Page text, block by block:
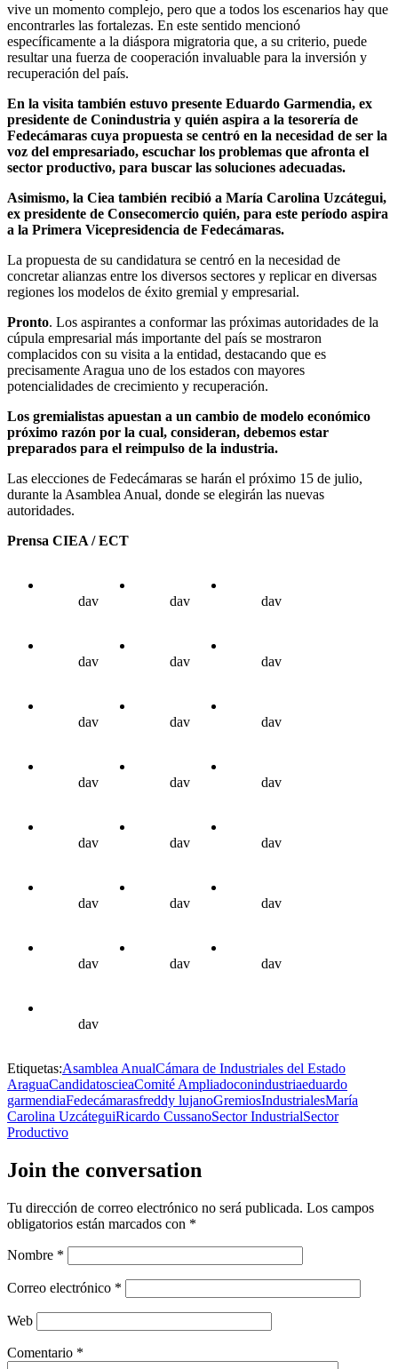
vive un momento complejo, pero que a todos los escenarios hay que
encontrarles las fortalezas. En este sentido mencionó
específicamente a la diáspora migratoria que, a su criterio, puede
resultar una fuerza de cooperación invaluable para la inversión y
recuperación del país.
En la visita también estuvo presente Eduardo Garmendia, ex
presidente de Conindustria y quién aspira a la tesorería de
Fedecámaras cuya propuesta se centró en la necesidad de ser la
voz del empresariado, escuchar los problemas que afronta el
sector productivo, para buscar las soluciones adecuadas.
Asimismo, la Ciea también recibió a María Carolina Uzcátegui,
ex presidente de Consecomercio quién, para este período aspira
a la Primera Vicepresidencia de Fedecámaras.
La propuesta de su candidatura se centró en la necesidad de
concretar alianzas entre los diversos sectores y replicar en diversas
regiones los modelos de éxito gremial y empresarial.
Pronto. Los aspirantes a conformar las próximas autoridades de la
cúpula empresarial más importante del país se mostraron
complacidos con su visita a la entidad, destacando que es
precisamente Aragua uno de los estados con mayores
potencialidades de crecimiento y recuperación.
Los gremialistas apuestan a un cambio de modelo económico
próximo razón por la cual, consideran, debemos estar
preparados para el reimpulso de la industria.
Las elecciones de Fedecámaras se harán el próximo 15 de julio,
durante la Asamblea Anual, donde se elegirán las nuevas
autoridades.
Prensa CIEA / ECT
dav dav dav
dav dav dav
dav dav dav
dav dav dav
dav dav dav
dav dav dav
dav dav dav
dav
Etiquetas:Asamblea AnualCámara de Industriales del Estado
AraguaCandidatoscieaComité Ampliadoconindustriaeduardo
garmendiaFedecámarasfreddy lujanoGremiosIndustrialesMaría
Carolina UzcáteguiRicardo CussanoSector IndustrialSector
Productivo
Join the conversation
Tu dirección de correo electrónico no será publicada. Los campos
obligatorios están marcados con *
Nombre *
Correo electrónico *
Web
Comentario *